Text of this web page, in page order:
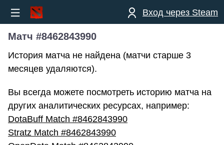
Вход через Steam
Матч #8462843990
История матча не найдена (матчи старше 3
месяцев удаляются).
Вы всегда можете посмотреть историю матча на
других аналитических ресурсах, например:
DotaBuff Match #8462843990
Stratz Match #8462843990